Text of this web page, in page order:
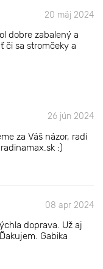
20 máj 2024
dobre zabalený a
či sa stromčeky a
26 jún 2024
za Váš názor, radi
:)
08 apr 2024
doprava. Už aj
Gabika